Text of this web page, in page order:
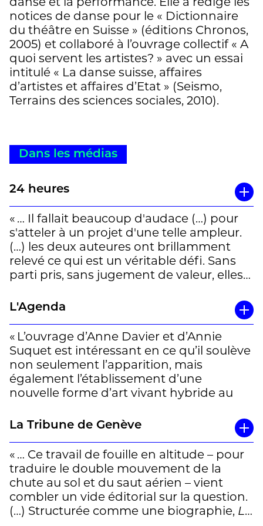
notices de danse pour le « Dictionnaire
du théâtre en Suisse » (éditions Chronos,
2005) et collaboré à l’ouvrage collectif « A
quoi servent les artistes? » avec un essai
intitulé « La danse suisse, affaires
d’artistes et affaires d’Etat » (Seismo,
Terrains des sciences sociales, 2010).
Dans les médias
24 heures
« … Il fallait beaucoup d'audace (…) pour
s'atteler à un projet d'une telle ampleur.
(…) les deux auteures ont brillamment
relevé ce qui est un véritable défi. Sans
parti pris, sans jugement de valeur, elles
»chronique d'une émergene (…). » Jean
Pierre Pastori
L'Agenda
« L’ouvrage d’Anne Davier et d’Annie
Suquet est intéressant en ce qu’il soulève
non seulement l’apparition, mais
également l’établissement d’une
nouvelle forme d’art vivant hybride au
La Tribune de Genève
« … Ce travail de fouille en altitude – pour
traduire le double mouvement de la
chute au sol et du saut aérien – vient
combler un vide éditorial sur la question.
(…) Structurée comme une biographie, La